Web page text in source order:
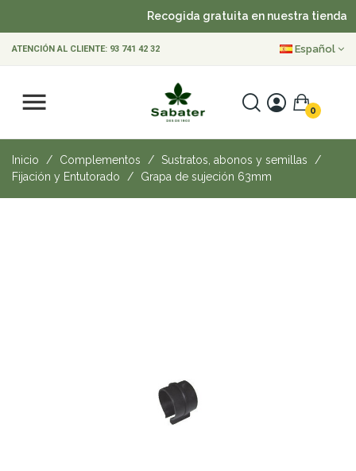
Recogida gratuita en nuestra tienda
ATENCIÓN AL CLIENTE: 93 741 42 32 Español
0
Inicio Complementos
Sustratos, abonos y semillas
Fijación y Entutorado
Grapa de sujeción 63mm